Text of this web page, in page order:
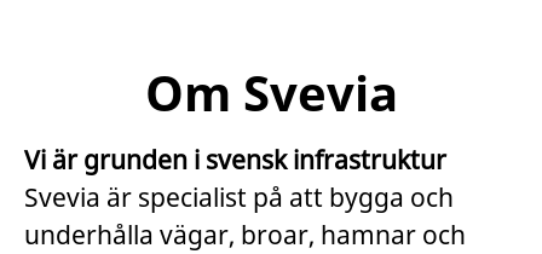
Om Svevia
Vi är grunden i svensk infrastruktur
Svevia är specialist på att bygga och
underhålla vägar, broar, hamnar och